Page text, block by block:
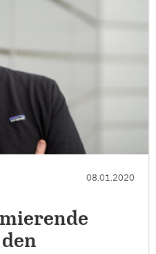
08.01.2020